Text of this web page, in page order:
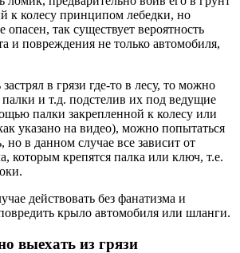
к колесу принципом лебедки, но
опасен, так существует вероятность
и повреждения не только автомобиля,
в грязи где-то в лесу, то можно
палки и т.д. подстелив их под ведущие
палки закрепленной к колесу или
указано на видео), можно попытаться
но в данном случае все зависит от
которым крепятся палка или ключ, т.е.
действовать без фанатизма и
крыло автомобиля или шланги.
выехать из грязи